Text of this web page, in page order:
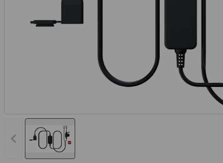
Vorheriges Bild anzeigen